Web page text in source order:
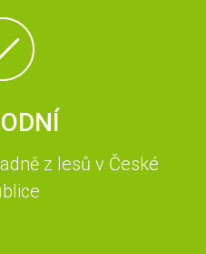
z lesů v České